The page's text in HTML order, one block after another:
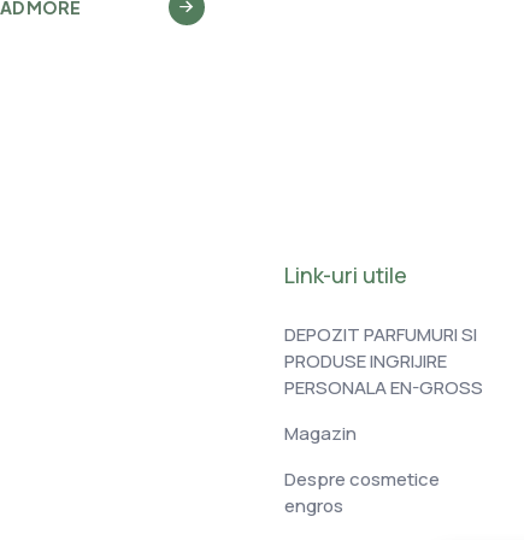
MORE
Link-uri utile
DEPOZIT PARFUMURI SI
PRODUSE INGRIJIRE
PERSONALA EN-GROSS
Magazin
Despre cosmetice
engros